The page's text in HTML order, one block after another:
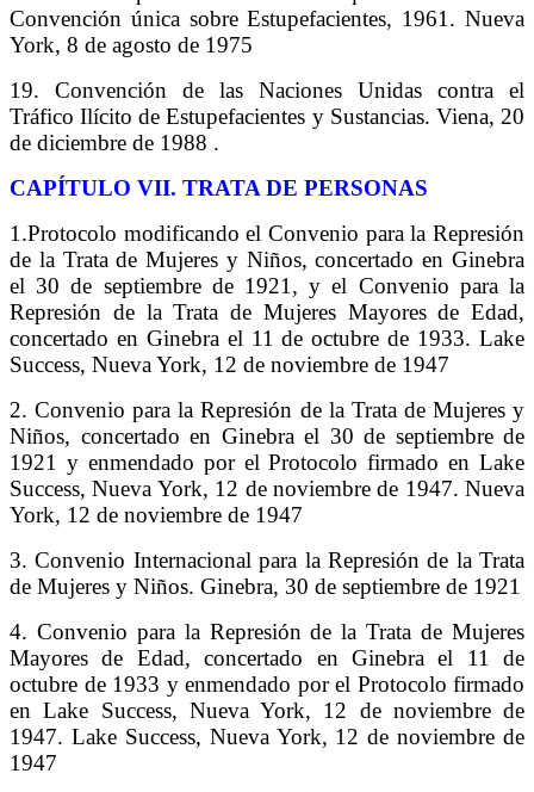
Convención única sobre Estupefacientes, 1961. Nueva
York, 8 de agosto de 1975
19. Convención de las Naciones Unidas contra el
Tráfico Ilícito de Estupefacientes y Sustancias. Viena, 20
de diciembre de 1988 .
CAPÍTULO VII. TRATA DE PERSONAS
1.Protocolo modificando el Convenio para la Represión
de la Trata de Mujeres y Niños, concertado en Ginebra
el 30 de septiembre de 1921, y el Convenio para la
Represión de la Trata de Mujeres Mayores de Edad,
concertado en Ginebra el 11 de octubre de 1933. Lake
Success, Nueva York, 12 de noviembre de 1947
2. Convenio para la Represión de la Trata de Mujeres y
Niños, concertado en Ginebra el 30 de septiembre de
1921 y enmendado por el Protocolo firmado en Lake
Success, Nueva York, 12 de noviembre de 1947. Nueva
York, 12 de noviembre de 1947
3. Convenio Internacional para la Represión de la Trata
de Mujeres y Niños. Ginebra, 30 de septiembre de 1921
4. Convenio para la Represión de la Trata de Mujeres
Mayores de Edad, concertado en Ginebra el 11 de
octubre de 1933 y enmendado por el Protocolo firmado
en Lake Success, Nueva York, 12 de noviembre de
1947. Lake Success, Nueva York, 12 de noviembre de
1947